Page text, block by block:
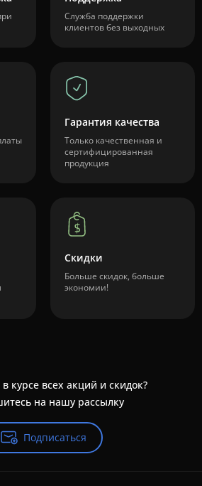
Служба поддержки
клиентов без выходных
Гарантия качества
Только качественная и
сертифицированная
продукция
Скидки
Больше скидок, больше
экономии!
курсе всех акций и скидок?
на нашу рассылку
Подписаться